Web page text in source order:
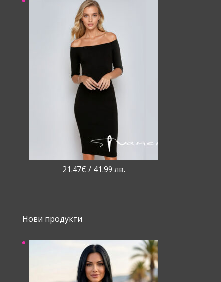
21.47€ / 41.99 лв.
Нови продукти